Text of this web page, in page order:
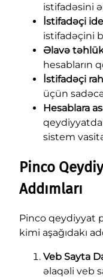
istifadəsini
İstifadəçi
istifadəçini
Əlavə
hesabların
İstifadəçi
üçün
Hesablara
sistem
Pinco
Addımları
Pinco qeydiyyat
kimi aşağıdakı
Veb Sayta
əlaqəli veb